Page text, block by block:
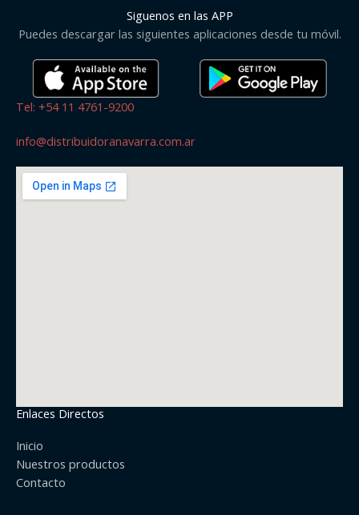
Siguenos en las APP
Puedes descargar las siguientes aplicaciones desde tu móvil.
Tel: +54 11 4761-9200
info@distribuidoranavarra.com.ar
Enlaces Directos
Inicio
Nuestros productos
Contacto